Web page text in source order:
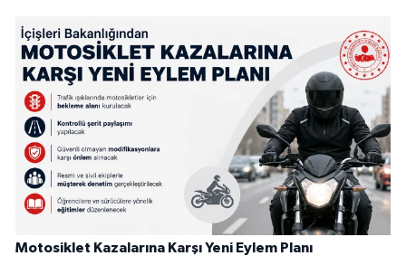
Motosiklet Kazalarına Karşı Yeni Eylem Planı